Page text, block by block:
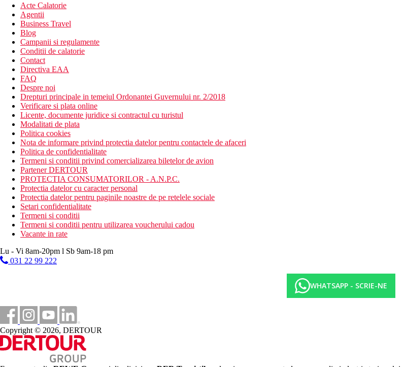
Acte Calatorie
Agentii
Business Travel
Blog
Campanii si regulamente
Conditii de calatorie
Contact
Directiva EAA
FAQ
Despre noi
Drepturi principale in temeiul Ordonantei Guvernului nr. 2/2018
Verificare si plata online
Licente, documente juridice si contractul cu turistul
Modalitati de plata
Politica cookies
Nota de informare privind protectia datelor pentru contactele de afaceri
Politica de confidentialitate
Termeni si conditii privind comercializarea biletelor de avion
Partener DERTOUR
PROTECTIA CONSUMATORILOR - A.N.P.C.
Protectia datelor cu caracter personal
Protectia datelor pentru paginile noastre de pe retelele sociale
Setari confidentialitate
Termeni si conditii
Termeni si conditii pentru utilizarea voucherului cadou
Vacante in rate
Lu - Vi 8am-20pm l Sb 9am-18 pm
031 22 99 222
WHATSAPP - SCRIE-NE
Copyright © 2026, DERTOUR